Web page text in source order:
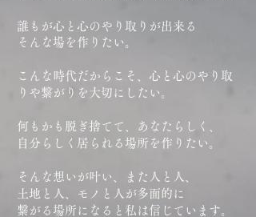
誰もが心と心のやり取りが出来る
そんな場を作りたい。
こんな時代だからこそ、心と心のやり取
りや繋がりを大切にしたい。​
何もかも脱ぎ捨てて、あなたらしく、
自分らしく居られる場所を作りたい。
そんな想いが叶い、また人と人、
土地と人、モノと人が多面的に
繋がる場所になると私は信じています。